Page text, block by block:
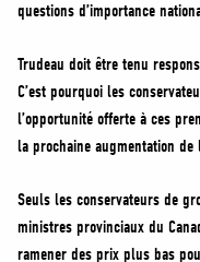
questions d’importance
Trudeau doit être tenu
C’est pourquoi les
l’opportunité offerte à ces
la prochaine augmentation de
Seuls les conservateurs de
ministres provinciaux du
ramener des prix plus bas